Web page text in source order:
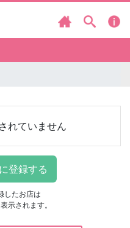
れていません
したお店は
示されます。